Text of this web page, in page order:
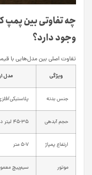
وجود دارد؟
تفاوت اصلی بین مدل‌هایی با
ویژگی مدل
جنس بدنه پلاستیکی/
حجم آبدهی ۴۵-۳۵ لیتر در دقیقه
ارتفاع پمپاژ ۵-۷ متر
موتور سیم‌پیچ